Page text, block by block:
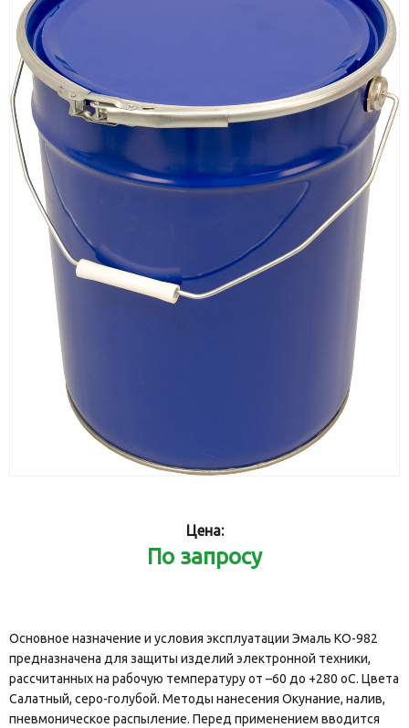
Цена:
По запросу
Основное назначение и условия эксплуатации Эмаль КО-982
предназначена для защиты изделий электронной техники,
рассчитанных на рабочую температуру от –60 до +280 оС. Цвета
Салатный, серо-голубой. Методы нанесения Окунание, налив,
пневмоническое распыление. Перед применением вводится